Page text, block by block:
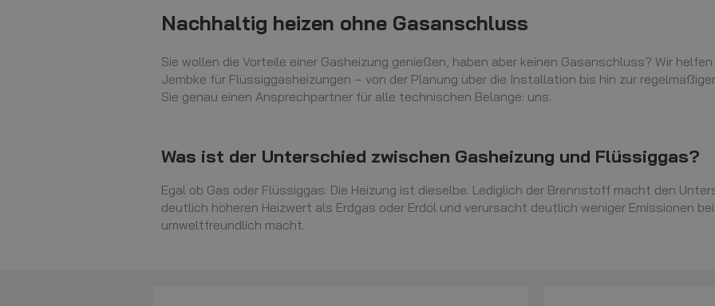
Nachhaltig heizen ohne Gasanschluss
Sie wollen die Vorteile einer Gasheizung genießen, haben aber keinen Gasanschluss? Wir
Jembke für Flüssiggasheizungen – von der Planung über die Installation bis hin zur
Sie genau einen Ansprechpartner für alle technischen Belange: uns.
Was ist der Unterschied zwischen Gasheizung und Flüssiggas?
Egal ob Gas oder Flüssiggas: Die Heizung ist dieselbe. Lediglich der Brennstoff macht den
deutlich höheren Heizwert als Erdgas oder Erdöl und verursacht deutlich weniger Emissionen
umweltfreundlich macht.